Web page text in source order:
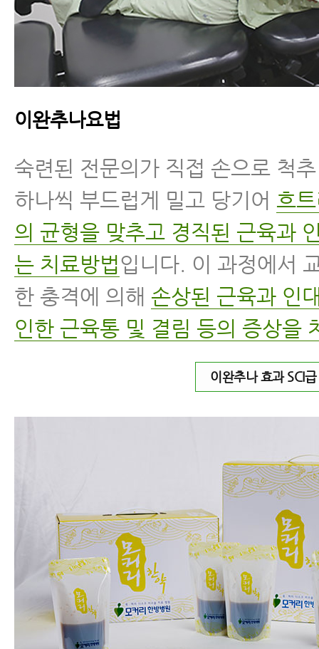
이완추나요법
숙련된 전문의가 직접 손으로 척
하나씩 부드럽게 밀고 당기어 흐
의 균형을 맞추고 경직된 근육과
는 치료방법입니다. 이 과정에서
한 충격에 의해 손상된 근육과 인
인한 근육통 및 결림 등의 증상을
이완추나 효과 SCI